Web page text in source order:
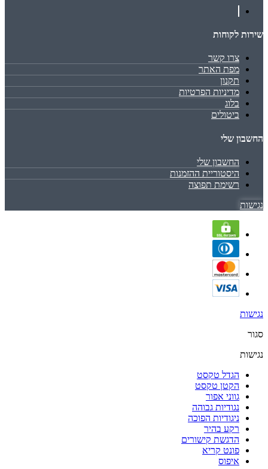
שירות לקוחות
צרו קשר
מפת האתר
תקנון
מדיניות הפרטיות
בלוג
ביטולים
החשבון שלי
החשבון שלי
היסטוריית ההזמנות
רשימת תפוצה
נגישות
נגישות
סגור
נגישות
הגדל טקסט
הקטן טקסט
גווני אפור
נגודיות גבוהה
ניגודיות הפוכה
רקע בהיר
הדגשת קישורים
פונט קריא
איפוס